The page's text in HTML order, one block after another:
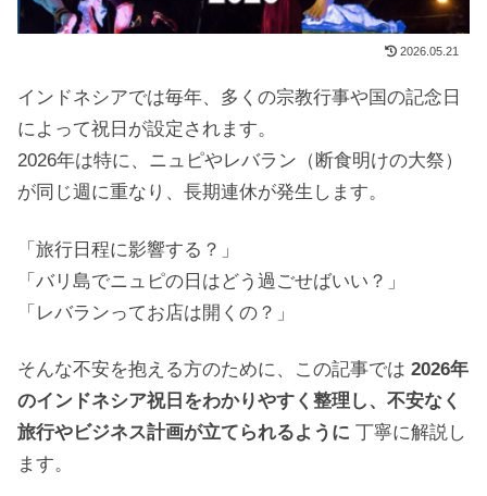
2026.05.21
インドネシアでは毎年、多くの宗教行事や国の記念日
によって祝日が設定されます。
2026年は特に、ニュピやレバラン（断食明けの大祭）
が同じ週に重なり、長期連休が発生します。
「旅行日程に影響する？」
「バリ島でニュピの日はどう過ごせばいい？」
「レバランってお店は開くの？」
そんな不安を抱える方のために、この記事では 2026年
のインドネシア祝日をわかりやすく整理し、不安なく
旅行やビジネス計画が立てられるように 丁寧に解説し
ます。